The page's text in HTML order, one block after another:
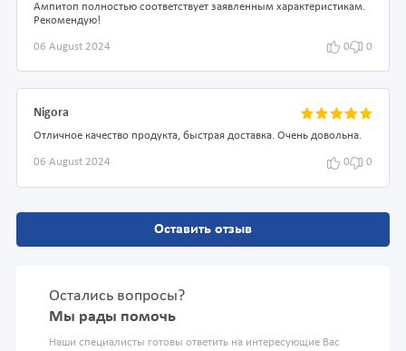
Ампитоп полностью соответствует заявленным характеристикам.
Рекомендую!
06 August 2024 0 0
Nigora
Отличное качество продукта, быстрая доставка. Очень довольна.
06 August 2024 0 0
Оставить отзыв
Остались вопросы?
Мы рады помочь
Наши специалисты готовы ответить на интересующие Вас